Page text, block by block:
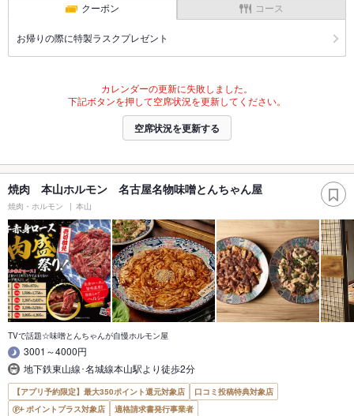
クーポン コース
お帰りの際に特製ラスクプレゼント
カレンダーの更新に失敗しました。
下記ボタンを押して空席状況を更新してください。
空席状況を更新する
焼肉 本山ホルモン 名古屋名物味噌とんちゃん屋
焼肉・ホルモン 本山
TVで話題☆味噌とんちゃんが自慢ホルモン屋
3001～4000円
地下鉄東山線･名城線本山駅より徒歩2分
【アプリ予約限定】最大350ポイント還元対象店
口コミ投稿特典対象店
ポイントプラス対象店
適格請求書発行事業者